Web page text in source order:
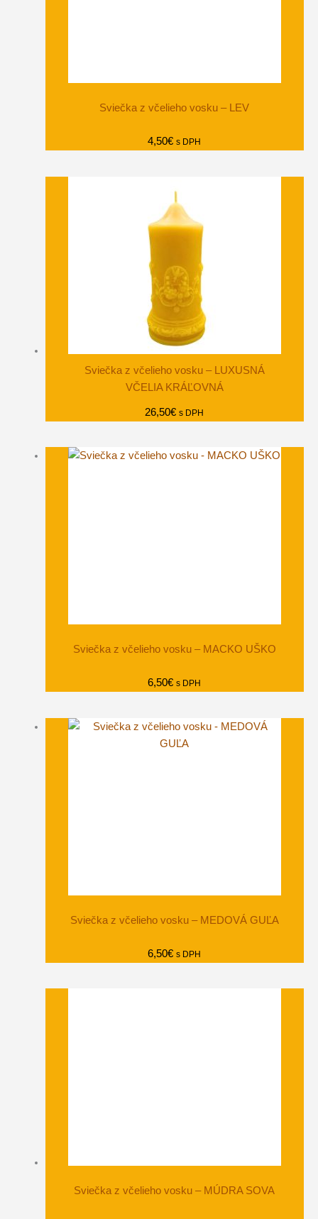
Sviečka z včelieho vosku – LEV
4,50€ s DPH
Sviečka z včelieho vosku – LUXUSNÁ
VČELIA KRÁĽOVNÁ
26,50€ s DPH
Sviečka z včelieho vosku – MACKO UŠKO
6,50€ s DPH
Sviečka z včelieho vosku – MEDOVÁ GUĽA
6,50€ s DPH
Sviečka z včelieho vosku – MÚDRA SOVA